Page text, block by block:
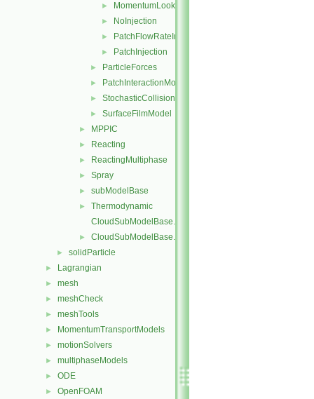
► MomentumLookupTableInjection
► NoInjection
► PatchFlowRateInjection
► PatchInjection
► ParticleForces
► PatchInteractionModel
► StochasticCollision
► SurfaceFilmModel
► MPPIC
► Reacting
► ReactingMultiphase
► Spray
► subModelBase
►
Thermodynamic
CloudSubModelBase.C
► CloudSubModelBase.H
► solidParticle
► Lagrangian
► mesh
► meshCheck
► meshTools
► MomentumTransportModels
► motionSolvers
► multiphaseModels
► ODE
► OpenFOAM